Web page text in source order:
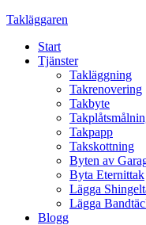
Skip
content
Takläggaren
Start
Tjänster
Takläggning
Takrenovering
Takbyte
Takpapp
Takskottning
Byten av
Byta Eternittak
Lägga
Lägga
Blogg